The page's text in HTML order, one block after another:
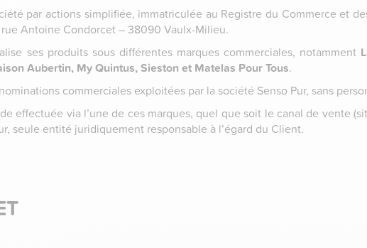
par actions simplifiée, immatriculée au Registre du Commerce et
Antoine Condorcet – 38090 Vaulx-Milieu.
ses produits sous différentes marques commerciales, notamment
Aubertin, My Quintus, Sieston et Matelas Pour Tous.
commerciales exploitées par la société Senso Pur, sans
effectuée via l’une de ces marques, quel que soit le canal de vente
seule entité juridiquement responsable à l’égard du Client.